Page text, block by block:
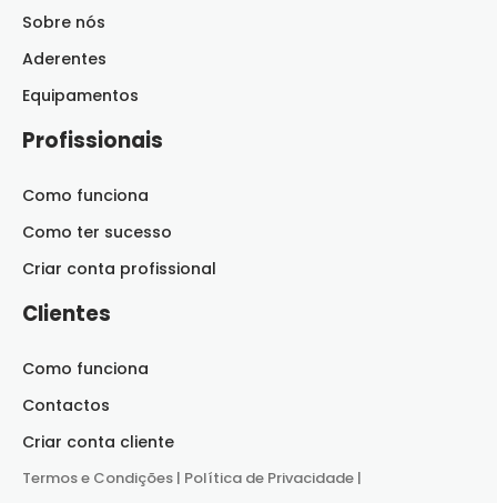
Sobre nós
Aderentes
Equipamentos
Profissionais
Como funciona
Como ter sucesso
Criar conta profissional
Clientes
Como funciona
Contactos
Criar conta cliente
Termos e Condições | Política de Privacidade |